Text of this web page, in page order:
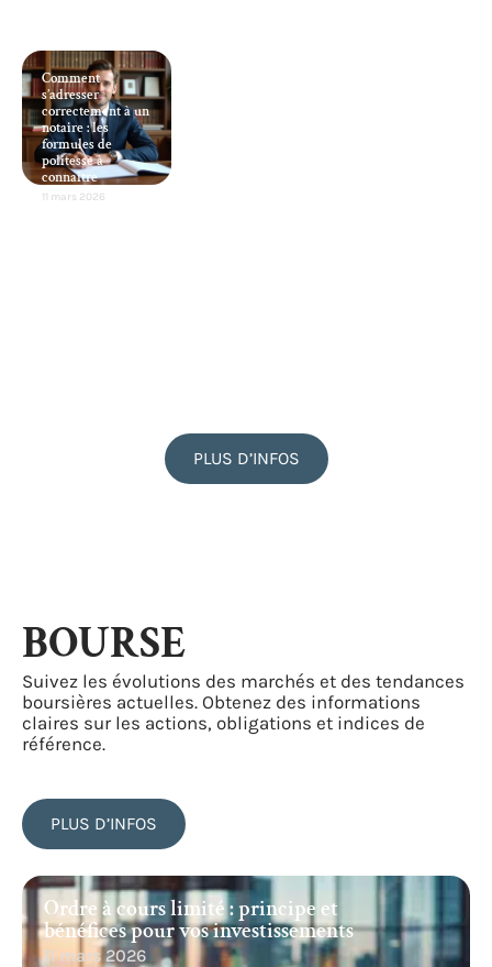
Comment
s’adresser
correctement à un
notaire : les
formules de
politesse à
connaître
11 mars 2026
PLUS D’INFOS
BOURSE
Suivez les évolutions des marchés et des tendances
boursières actuelles. Obtenez des informations
claires sur les actions, obligations et indices de
référence.
PLUS D’INFOS
Ordre à cours limité : principe et
bénéfices pour vos investissements
11 mars 2026